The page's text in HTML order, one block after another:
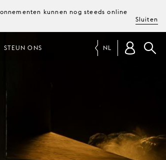
kunnen nog steeds online
Sluiten
STEUN ONS NL